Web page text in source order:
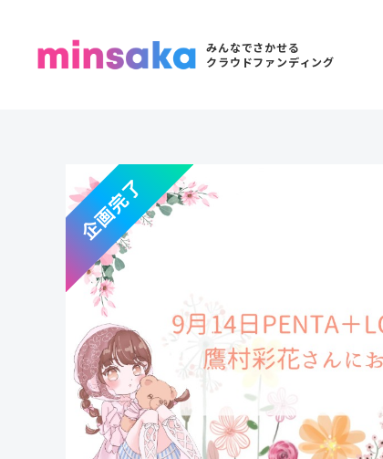
みんなでさかせる
クラウドファンディング
企画完了